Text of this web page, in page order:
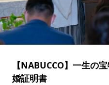
【NABUCCO】一生の
婚証明書